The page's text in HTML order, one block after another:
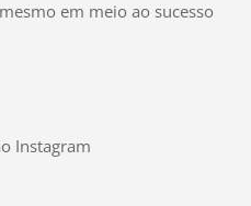
em meio ao sucesso
Instagram